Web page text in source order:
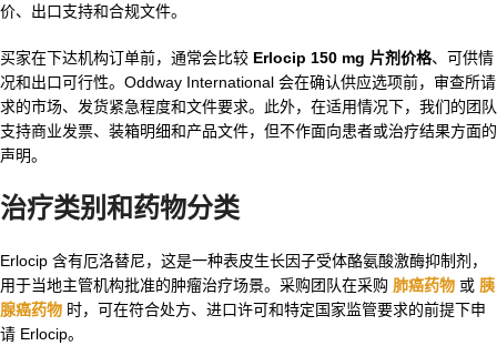
价、出口支持和合规文件。
买家在下达机构订单前，通常会比较 Erlocip 150 mg 片剂价格、可供情
况和出口可行性。Oddway International 会在确认供应选项前，审查所请
求的市场、发货紧急程度和文件要求。此外，在适用情况下，我们的团队
支持商业发票、装箱明细和产品文件，但不作面向患者或治疗结果方面的
声明。
治疗类别和药物分类
Erlocip 含有厄洛替尼，这是一种表皮生长因子受体酪氨酸激酶抑制剂，
用于当地主管机构批准的肿瘤治疗场景。采购团队在采购 肺癌药物 或 胰
腺癌药物 时，可在符合处方、进口许可和特定国家监管要求的前提下申
请 Erlocip。